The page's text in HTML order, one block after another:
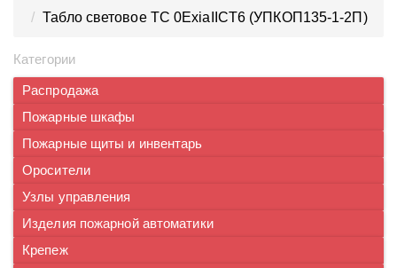
Табло световое ТС 0ExiaIICT6 (УПКОП135-1-2П)
Категории
Распродажа
Пожарные шкафы
Пожарные щиты и инвентарь
Оросители
Узлы управления
Изделия пожарной автоматики
Крепеж